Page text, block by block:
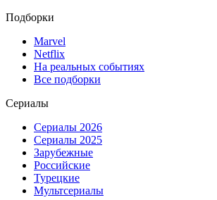
Подборки
Marvel
Netflix
На реальных событиях
Все подборки
Сериалы
Сериалы 2026
Сериалы 2025
Зарубежные
Российские
Турецкие
Мультсериалы